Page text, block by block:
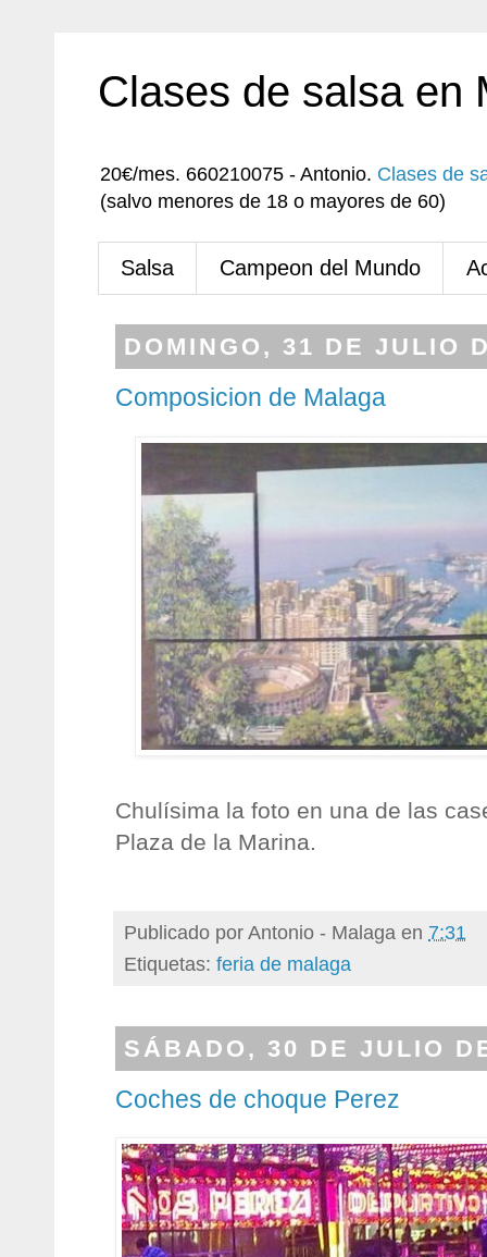
Clases de salsa en
20€/mes. 660210075 - Antonio. Clases de
(salvo menores de 18 o mayores de 60)
Salsa Campeon del Mundo
DOMINGO, 31 DE JULIO
Composicion de Malaga
Chulísima la foto en una de las
Plaza de la Marina.
Publicado porAntonio - Malaga en 7:31
Etiquetas: feria de malaga
SÁBADO, 30 DE JULIO
Coches de choque Perez